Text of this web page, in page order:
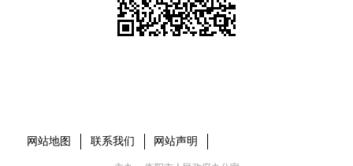
网站地图 联系我们 网站声明